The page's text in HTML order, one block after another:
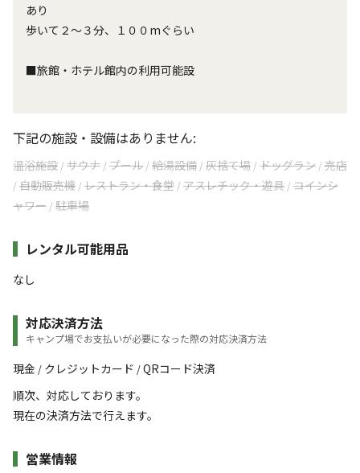
あり
歩いて２～３分、１００mぐらい
■旅館・ホテル館内の利用可能設
下記の施設・設備はありません:
温浴施設 /サウナ /プール /給湯設備 /灰捨て場 /ドッグラン /売店
/自動販売機 /レストラン・食堂 /アスレチック・遊具 /コインシ
ャワー /駐車場
レンタル可能用品
なし
対応決済方法
キャンプ場でお支払いが必要になった際の対応決済方法
現金 / クレジットカード /QRコード決済
順次、対応しております。
現在の決済方法で行えます。
営業情報